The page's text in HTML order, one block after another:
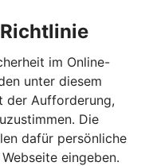
im Online-
unter diesem
der Aufforderung,
Die
dafür persönliche
eingeben.